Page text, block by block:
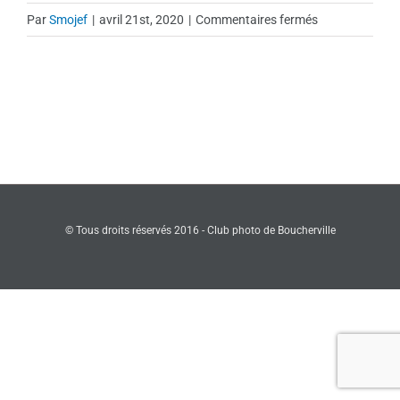
ParSmojef | avril 21st, 2020 | Commentaires ferméssur
© Tous droits réservés 2016 - Club photo de Boucherville